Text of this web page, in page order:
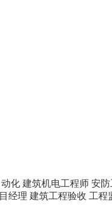
化 建筑机电工程师 安
经理 建筑工程验收 工程